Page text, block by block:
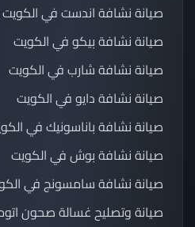
صيانة نشافة اندست في الكويت
صيانة نشافة بيكو في الكويت
صيانة نشافة شارب في الكويت
صيانة نشافة دايو في الكويت
صيانة نشافة باناسونيك في
صيانة نشافة بوش في الكويت
صيانة نشافة سامسونج في
صيانة وتصليح غسالة صحون